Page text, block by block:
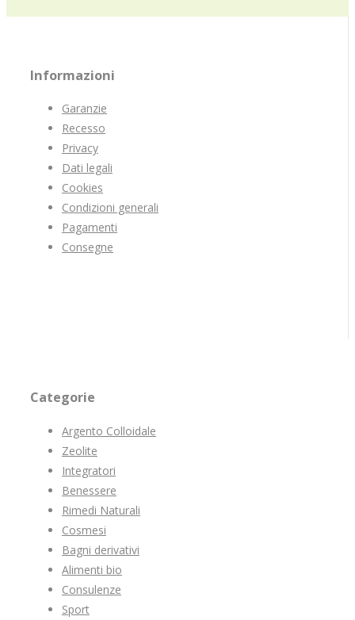
Informazioni
Garanzie
Recesso
Privacy
Dati legali
Cookies
Condizioni generali
Pagamenti
Consegne
Categorie
Argento Colloidale
Zeolite
Integratori
Benessere
Rimedi Naturali
Cosmesi
Bagni derivativi
Alimenti bio
Consulenze
Sport